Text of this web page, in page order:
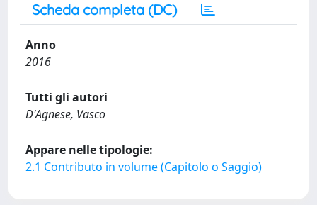
Scheda completa (DC)
Anno
2016
Tutti gli autori
D'Agnese, Vasco
Appare nelle tipologie:
2.1 Contributo in volume (Capitolo o Saggio)